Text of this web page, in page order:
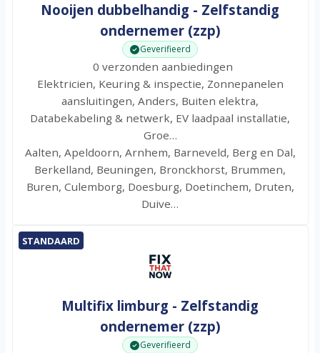
Nooijen dubbelhandig - Zelfstandig
ondernemer (zzp)
Geverifieerd
0 verzonden aanbiedingen
Elektricien, Keuring & inspectie, Zonnepanelen
aansluitingen, Anders, Buiten elektra,
Databekabeling & netwerk, EV laadpaal installatie,
Groe…
Aalten, Apeldoorn, Arnhem, Barneveld, Berg en Dal,
Berkelland, Beuningen, Bronckhorst, Brummen,
Buren, Culemborg, Doesburg, Doetinchem, Druten,
Duive…
STANDAARD
Multifix limburg - Zelfstandig
ondernemer (zzp)
Geverifieerd